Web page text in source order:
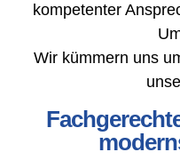
kompetenter
Wir kümmern uns